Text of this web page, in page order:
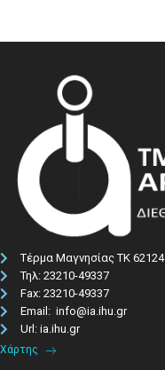
Τέρμα Μαγνησίας ΤΚ 62124
Τηλ: 23210-49337​
Fax: 23210-49337
Email: info@ia.ihu.gr
Url: ia.ihu.gr
Χάρτης